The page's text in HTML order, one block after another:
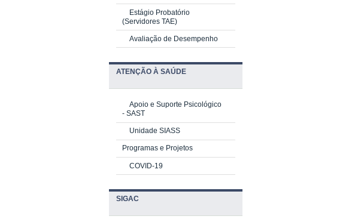
Estágio Probatório
(Servidores TAE)
Avaliação de Desempenho
ATENÇÃO À SAÚDE
Apoio e Suporte Psicológico
- SAST
Unidade SIASS
Programas e Projetos
COVID-19
SIGAC